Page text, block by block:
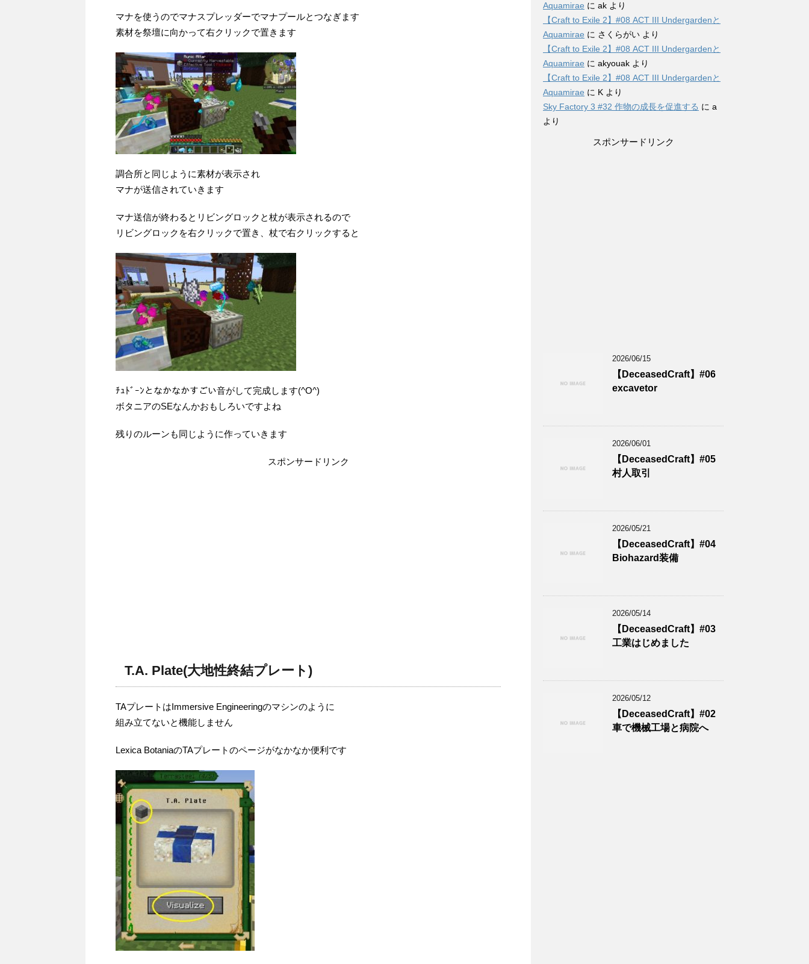
マナを使うのでマナスプレッダーでマナプールとつなぎます
素材を祭壇に向かって右クリックで置きます
調合所と同じように素材が表示され
マナが送信されていきます
マナ送信が終わるとリビングロックと杖が表示されるので
リビングロックを右クリックで置き、杖で右クリックすると
ﾁｭﾄﾞｰﾝとなかなかすごい音がして完成します(^O^)
ボタニアのSEなんかおもしろいですよね
残りのルーンも同じように作っていきます
スポンサードリンク
T.A. Plate(大地性終結プレート)
TAプレートはImmersive Engineeringのマシンのように
組み立てないと機能しません
Lexica BotaniaのTAプレートのページがなかなか便利です
Aquamirae に ak より
【Craft to Exile 2】#08 ACT III Undergardenと
Aquamirae に さくらがい より
【Craft to Exile 2】#08 ACT III Undergardenと
Aquamirae に akyouak より
【Craft to Exile 2】#08 ACT III Undergardenと
Aquamirae に K より
Sky Factory 3 #32 作物の成長を促進する に a
より
スポンサードリンク
2026/06/15
【DeceasedCraft】#06
excavetor
2026/06/01
【DeceasedCraft】#05
村人取引
2026/05/21
【DeceasedCraft】#04
Biohazard装備
2026/05/14
【DeceasedCraft】#03
工業はじめました
2026/05/12
【DeceasedCraft】#02
車で機械工場と病院へ